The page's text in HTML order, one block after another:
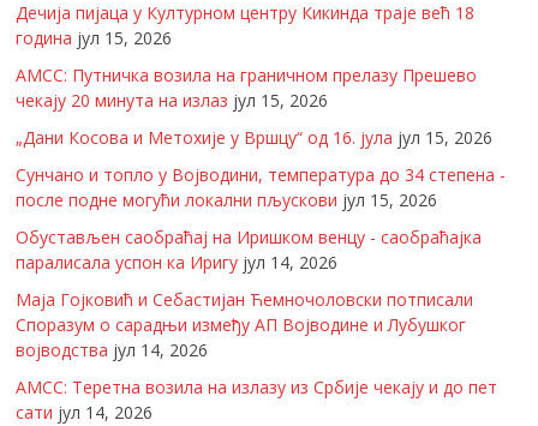
Дечија пијаца у Културном центру Кикинда траје већ 18
година јул 15, 2026
АМСС: Путничка возила на граничном прелазу Прешево
чекају 20 минута на излаз јул 15, 2026
„Дани Косова и Метохије у Вршцу“ од 16. јула јул 15, 2026
Сунчано и топло у Војводини, температура до 34 степена -
после подне могући локални пљускови јул 15, 2026
Обустављен саобраћај на Иришком венцу - саобраћајка
паралисала успон ка Иригу јул 14, 2026
Маја Гојковић и Себастијан Ћемночоловски потписали
Споразум о сарадњи између АП Војводине и Лубушког
војводства јул 14, 2026
АМСС: Теретна возила на излазу из Србије чекају и до пет
сати јул 14, 2026